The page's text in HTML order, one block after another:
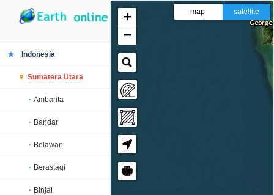
Indonesia
Sumatera Utara
Ambarita
Bandar
Belawan
Berastagi
Binjai
+
−
🖶
map satellite